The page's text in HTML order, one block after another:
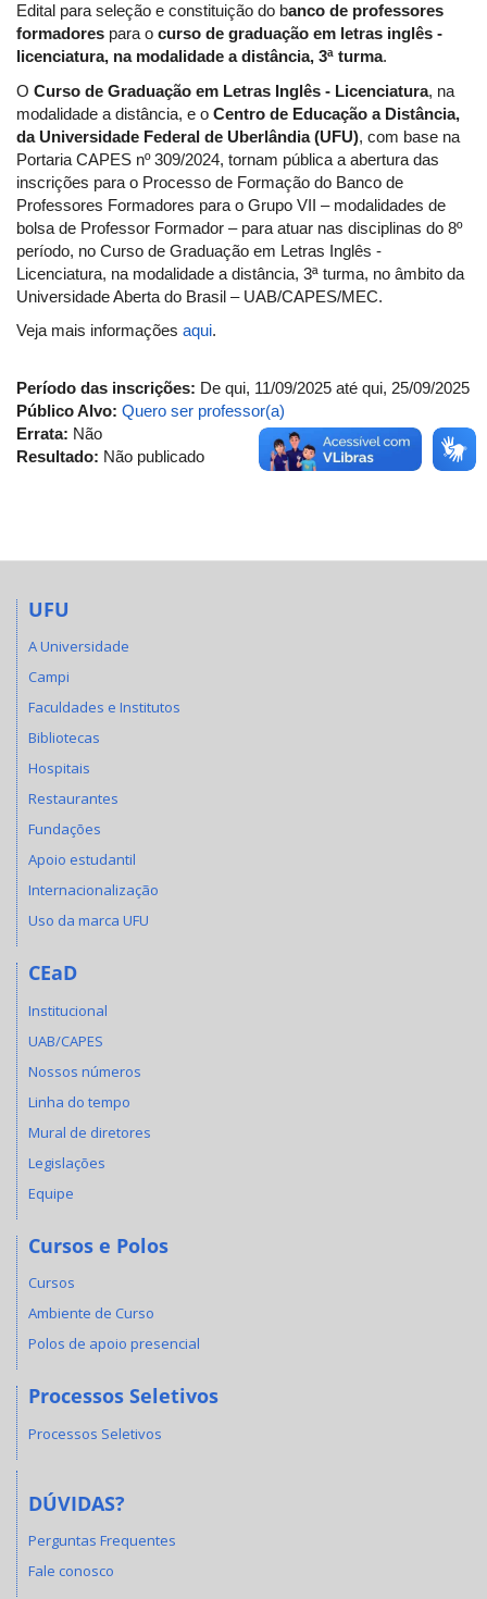
Edital para seleção e constituição do banco de professores
formadores para o curso de graduação em letras inglês -
licenciatura, na modalidade a distância, 3ª turma.
O Curso de Graduação em Letras Inglês - Licenciatura, na
modalidade a distância, e o Centro de Educação a Distância,
da Universidade Federal de Uberlândia (UFU), com base na
Portaria CAPES nº 309/2024, tornam pública a abertura das
inscrições para o Processo de Formação do Banco de
Professores Formadores para o Grupo VII – modalidades de
bolsa de Professor Formador – para atuar nas disciplinas do 8º
período, no Curso de Graduação em Letras Inglês -
Licenciatura, na modalidade a distância, 3ª turma, no âmbito da
Universidade Aberta do Brasil – UAB/CAPES/MEC.
Veja mais informações aqui.
Período das inscrições: De qui, 11/09/2025 até qui, 25/09/2025
Público Alvo: Quero ser professor(a)
Errata: Não
Resultado: Não publicado
UFU
A Universidade
Campi
Faculdades e Institutos
Bibliotecas
Hospitais
Restaurantes
Fundações
Apoio estudantil
Internacionalização
Uso da marca UFU
CEaD
Institucional
UAB/CAPES
Nossos números
Linha do tempo
Mural de diretores
Legislações
Equipe
Cursos e Polos
Cursos
Ambiente de Curso
Polos de apoio presencial
Processos Seletivos
Processos Seletivos
DÚVIDAS?
Perguntas Frequentes
Fale conosco